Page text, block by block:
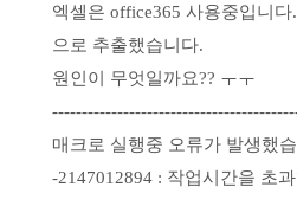
엑셀은 office365 사용중입니
으로 추출했습니다.
원인이 무엇일까요?? ㅜㅜ
매크로 실행중 오류가 발생했
-2147012894 : 작업시간을 초